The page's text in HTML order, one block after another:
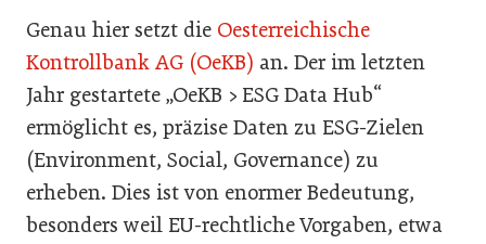
Genau hier setzt die Oesterreichische
Kontrollbank AG (OeKB) an. Der im letzten
Jahr gestartete „OeKB > ESG Data Hub“
ermöglicht es, präzise Daten zu ESG-Zielen
(Environment, Social, Governance) zu
erheben. Dies ist von enormer Bedeutung,
besonders weil EU-rechtliche Vorgaben, etwa